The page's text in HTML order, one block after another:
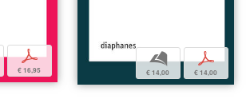
p
€ 16,95
b
€ 14,00
p
€ 14,00